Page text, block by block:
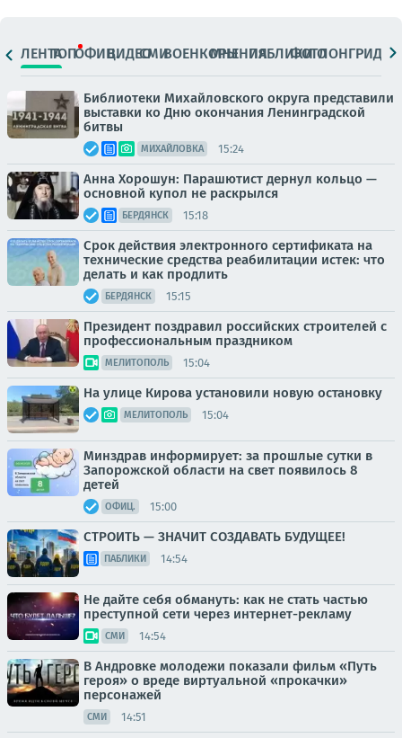
ЛЕНТАТОПОФИЦ.ВИДЕОСМИВОЕНКОРЫМНЕНИЯПАБЛИКИ
ФОТОЛОНГРИДЫ
Библиотеки Михайловского округа представили
выставки ко Дню окончания Ленинградской
битвы
МИХАЙЛОВКА 15:24
Анна Хорошун: Парашютист дернул кольцо —
основной купол не раскрылся
БЕРДЯНСК 15:18
Срок действия электронного сертификата на
технические средства реабилитации истек: что
делать и как продлить
БЕРДЯНСК 15:15
Президент поздравил российских строителей с
профессиональным праздником
МЕЛИТОПОЛЬ 15:04
На улице Кирова установили новую остановку
МЕЛИТОПОЛЬ 15:04
Минздрав информирует: за прошлые сутки в
Запорожской области на свет появилось 8
детей
ОФИЦ. 15:00
СТРОИТЬ — ЗНАЧИТ СОЗДАВАТЬ БУДУЩЕЕ!
ПАБЛИКИ 14:54
Не дайте себя обмануть: как не стать частью
преступной сети через интернет-рекламу
СМИ 14:54
В Андровке молодежи показали фильм «Путь
героя» о вреде виртуальной «прокачки»
персонажей
СМИ 14:51